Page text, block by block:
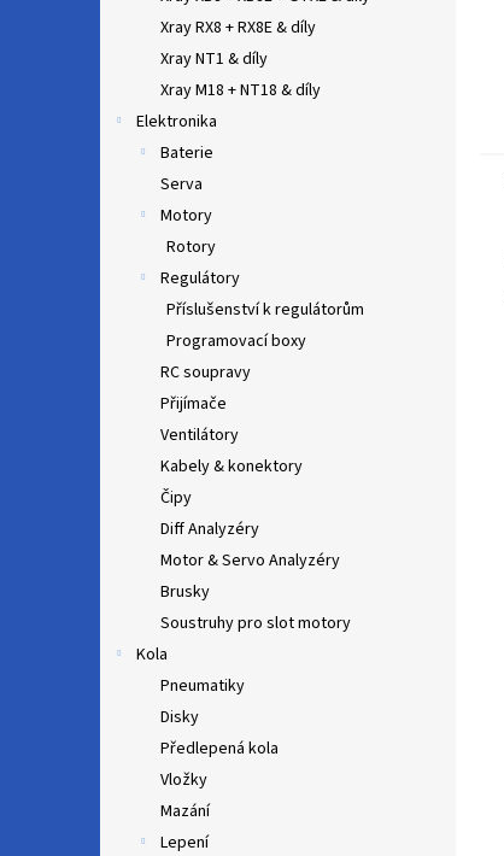
Xray RX8 + RX8E & díly
Xray NT1 & díly
Xray M18 + NT18 & díly
Elektronika
Baterie
Serva
Motory
Rotory
Regulátory
Příslušenství k regulátorům
Programovací boxy
RC soupravy
Přijímače
Ventilátory
Kabely & konektory
Čipy
Diff Analyzéry
Motor & Servo Analyzéry
Brusky
Soustruhy pro slot motory
Kola
Pneumatiky
Disky
Předlepená kola
Vložky
Mazání
Lepení